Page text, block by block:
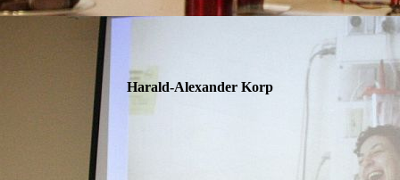
Harald-Alexander Korp